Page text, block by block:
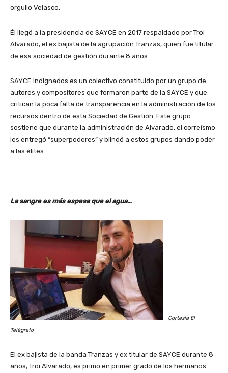
orgullo Velasco.
Él llegó a la presidencia de SAYCE en 2017 respaldado por Troi
Alvarado, el ex bajista de la agrupación Tranzas, quien fue titular
de esa sociedad de gestión durante 8 años.
SAYCE Indignados es un colectivo constituido por un grupo de
autores y compositores que formaron parte de la SAYCE y que
critican la poca falta de transparencia en la administración de los
recursos dentro de esta Sociedad de Gestión. Este grupo
sostiene que durante la administración de Alvarado, el correísmo
les entregó “superpoderes” y blindó a estos grupos dando poder
a las élites.
La sangre es más espesa que el agua…
Cortesía El
Telégrafo
El ex bajista de la banda Tranzas y ex titular de SAYCE durante 8
años, Troi Alvarado, es primo en primer grado de los hermanos